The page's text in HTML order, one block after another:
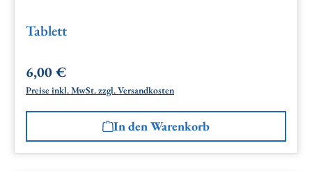
Tablett
Regulärer Preis:
6,00 €
Preise inkl. MwSt. zzgl. Versandkosten
In den Warenkorb